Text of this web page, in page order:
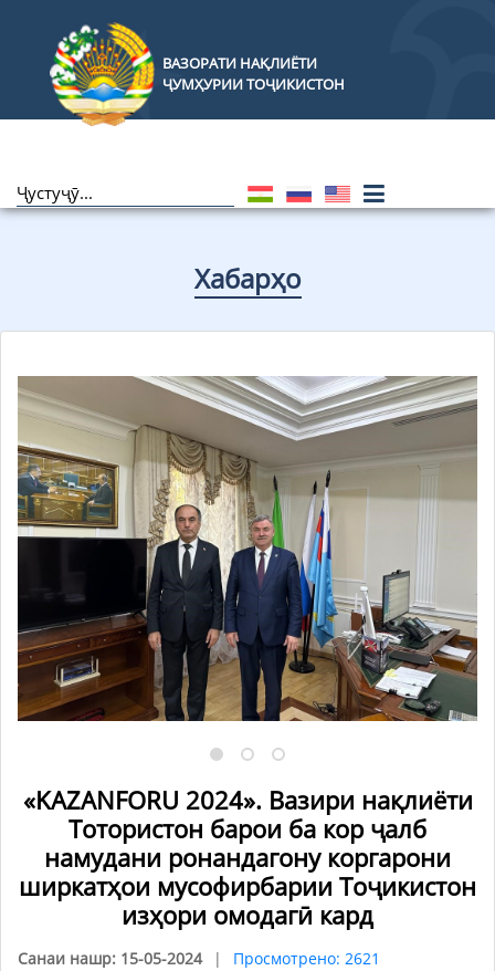
ВАЗОРАТИ НАҚЛИЁТИ
ҶУМҲУРИИ ТОҶИКИСТОН
Хабарҳо
«KAZANFORU 2024». Вазири нақлиёти
Тотористон барои ба кор ҷалб
намудани ронандагону коргарони
ширкатҳои мусофирбарии Тоҷикистон
изҳори омодагӣ кард
Санаи нашр: 15-05-2024 Просмотрено: 2621